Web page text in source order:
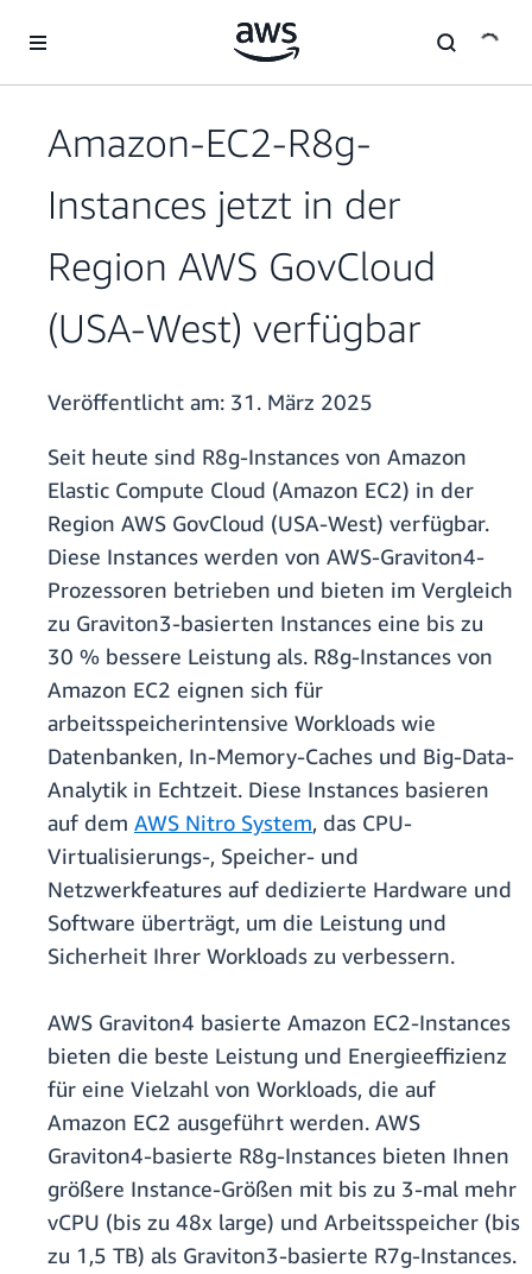
Überspringen zum Hauptinhalt
Amazon-EC2-R8g-
Instances jetzt in der
Region AWS GovCloud
(USA-West) verfügbar
Veröffentlicht am: 31. März 2025
Seit heute sind R8g-Instances von Amazon
Elastic Compute Cloud (Amazon EC2) in der
Region AWS GovCloud (USA-West) verfügbar.
Diese Instances werden von AWS-Graviton4-
Prozessoren betrieben und bieten im Vergleich
zu Graviton3-basierten Instances eine bis zu
30 % bessere Leistung als. R8g-Instances von
Amazon EC2 eignen sich für
arbeitsspeicherintensive Workloads wie
Datenbanken, In-Memory-Caches und Big-Data-
Analytik in Echtzeit. Diese Instances basieren
auf dem AWS Nitro System, das CPU-
Virtualisierungs-, Speicher- und
Netzwerkfeatures auf dedizierte Hardware und
Software überträgt, um die Leistung und
Sicherheit Ihrer Workloads zu verbessern.
AWS Graviton4 basierte Amazon EC2-Instances
bieten die beste Leistung und Energieeffizienz
für eine Vielzahl von Workloads, die auf
Amazon EC2 ausgeführt werden. AWS
Graviton4-basierte R8g-Instances bieten Ihnen
größere Instance-Größen mit bis zu 3-mal mehr
vCPU (bis zu 48x large) und Arbeitsspeicher (bis
zu 1,5 TB) als Graviton3-basierte R7g-Instances.